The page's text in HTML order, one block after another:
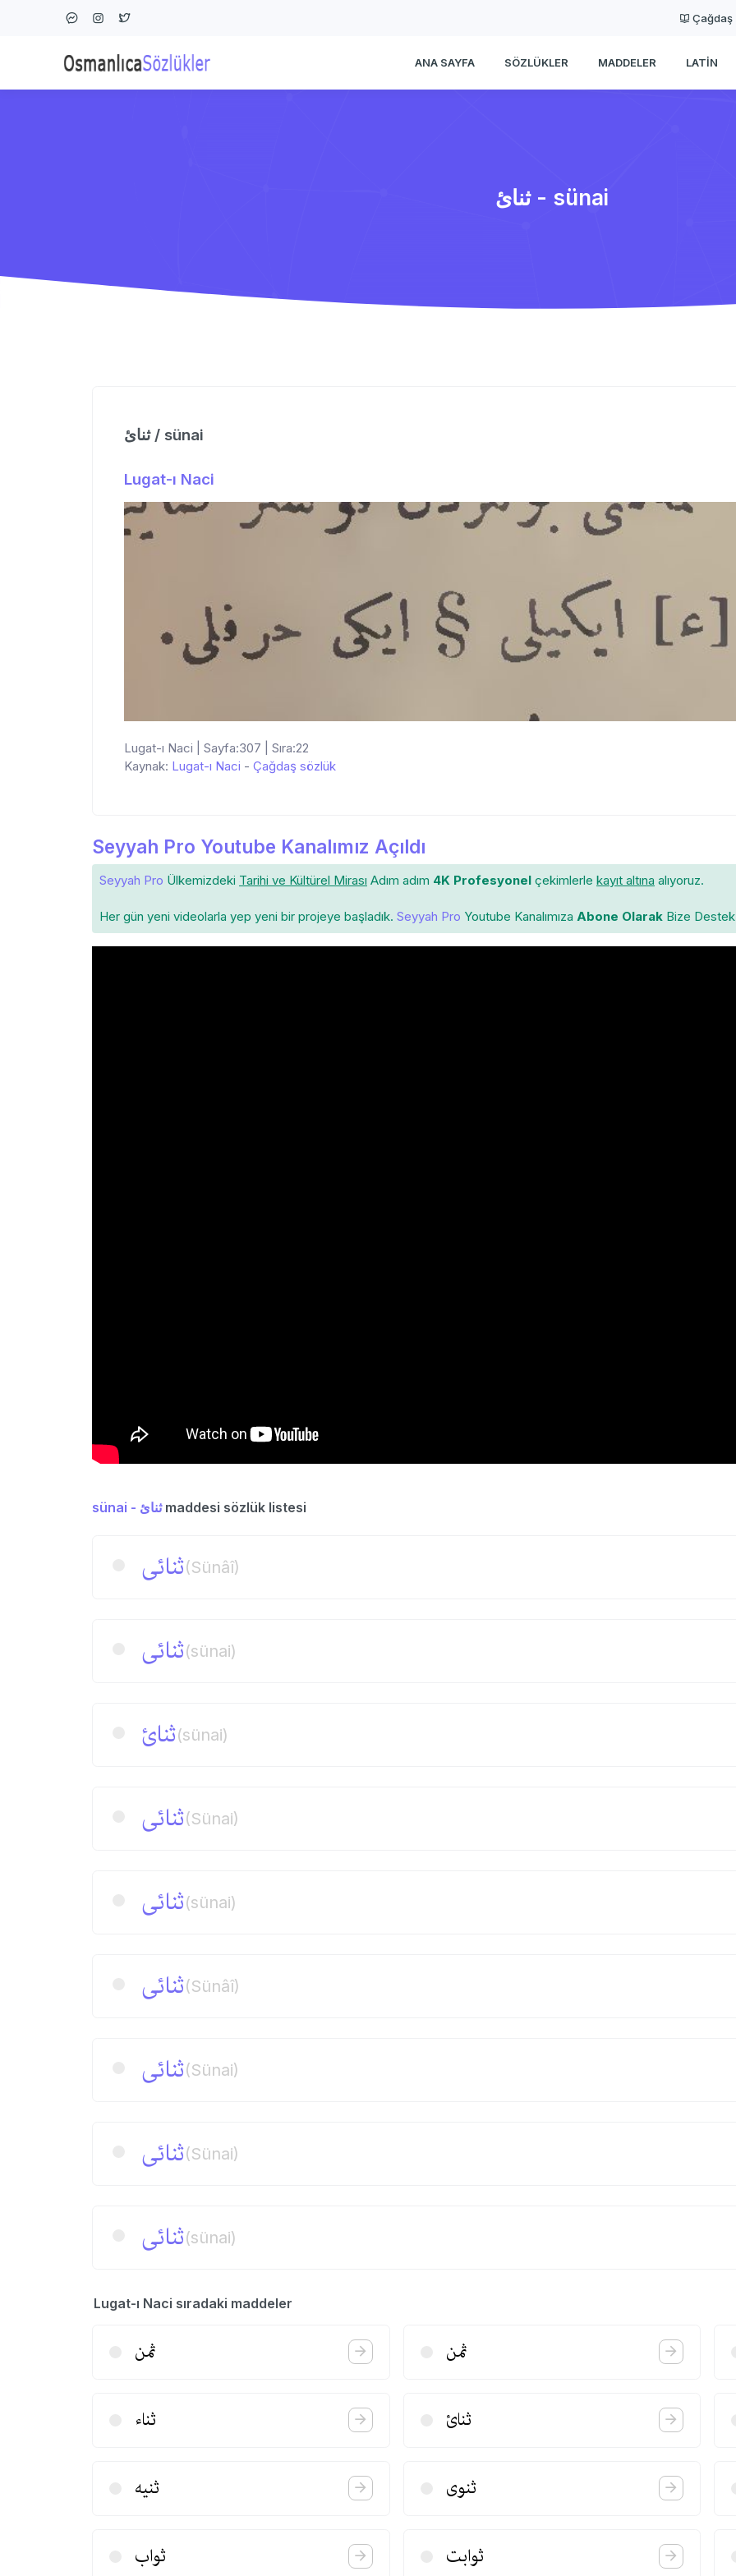
Çağdaş
ANA SAYFA SÖZLÜKLER MADDELER LATIN
ثنائ - sünai
ثنائ / sünai
Lugat-ı Naci
Lugat-ı Naci | Sayfa:307 | Sıra:22
Kaynak: Lugat-ı Naci - Çağdaş sözlük
Seyyah Pro Youtube Kanalımız Açıldı
Seyyah Pro Ülkemizdeki Tarihi ve Kültürel Mirası Adım adım 4K Profesyonel çekimlerle kayıt altına alıyoruz.
Her gün yeni videolarla yep yeni bir projeye başladık. Seyyah Pro Youtube Kanalımıza Abone Olarak Bize Destek
sünai - ثنائmaddesi sözlük listesi
ثنائی(Sünâî)
ثنائی(sünai)
ثنائ(sünai)
ثنائی(Sünai)
ثنائی(sünai)
ثنائی(Sünâî)
ثنائی(Sünai)
ثنائی(Sünai)
ثنائی(sünai)
Lugat-ı Naci sıradaki maddeler
ثمن ثمن
ثناء ثنائ
ثنیه ثنوی
ثواب ثوابت